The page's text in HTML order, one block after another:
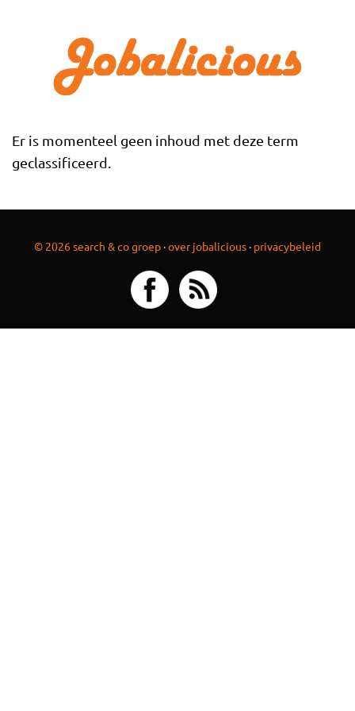
Er is momenteel geen inhoud met deze term
geclassificeerd.
© 2026 search & co groep ·over jobalicious · privacybeleid